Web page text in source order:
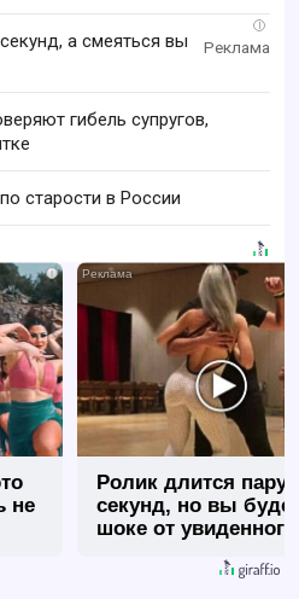
i
а смеяться вы
гибель супругов,
старости в России
i
не
Ролик длится пару
секунд, но вы
шоке от увиденного